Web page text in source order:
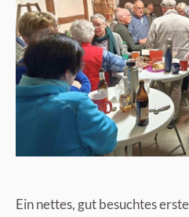
Ein nettes, gut besuchtes